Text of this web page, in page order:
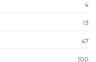
4
13
47
100